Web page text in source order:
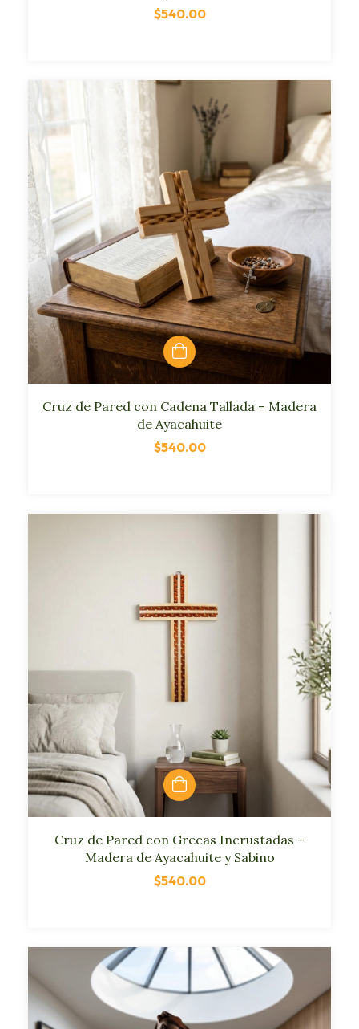
$540.00
Cruz de Pared con Cadena Tallada – Madera
de Ayacahuite
$540.00
Cruz de Pared con Grecas Incrustadas –
Madera de Ayacahuite y Sabino
$540.00